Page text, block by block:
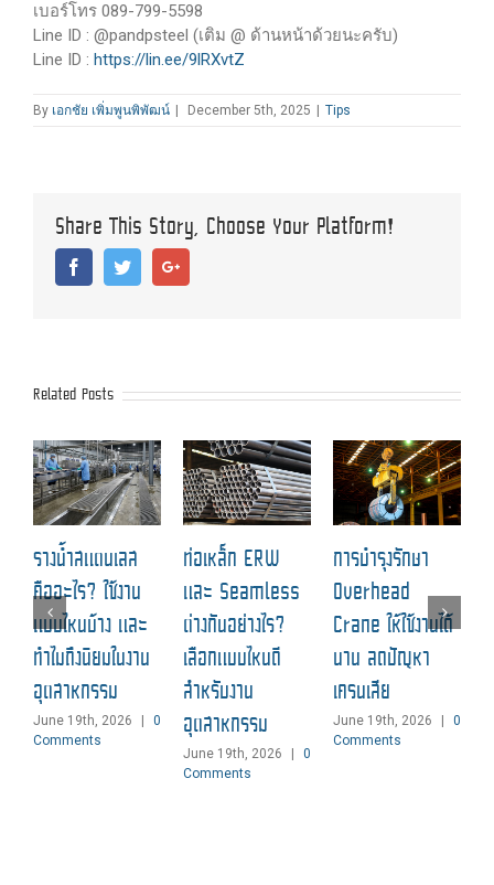
เบอร์โทร 089-799-5598
Line ID : @pandpsteel (เติม @ ด้านหน้าด้วยนะครับ)
Line ID : https://lin.ee/9lRXvtZ
By เอกชัย เพิ่มพูนพิพัฒน์ December 5th, 2025 Tips
Share This Story, Choose Your Platform!
FacebookTwitterGoogle+
Related Posts
รางน้ำสแตนเลส
คืออะไร? ใช้งาน
แบบไหนบ้าง และ
ทำไมถึงนิยมในงาน
อุตสาหกรรม
June 19th, 2026
0
Comments
ท่อเหล็ก ERW
และ Seamless
ต่างกันอย่างไร?
เลือกแบบไหนดี
สำหรับงาน
อุตสาหกรรม
June 19th, 2026
0
Comments
การบำรุงรักษา
Overhead
Crane ให้ใช้งานได้
นาน ลดปัญหา
เครนเสีย
June 19th, 2026
0
Comments